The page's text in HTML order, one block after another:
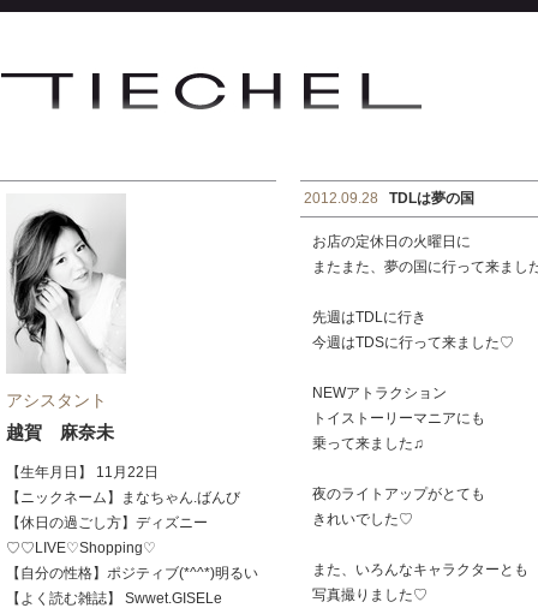
アシスタント
越賀 麻奈未
【生年月日】 11月22日
【ニックネーム】まなちゃん.ばんび
【休日の過ごし方】ディズニー
♡♡LIVE♡Shopping♡
【自分の性格】ポジティブ(*^^*)明るい
【よく読む雑誌】 Swwet.GISELe
2012.09.28 TDLは夢の国
お店の定休日の火曜日に
またまた、夢の国に行って来まし
先週はTDLに行き
今週はTDSに行って来ました♡
NEWアトラクション
トイストーリーマニアにも
乗って来ました♫
夜のライトアップがとても
きれいでした♡
また、いろんなキャラクターとも
写真撮りました♡